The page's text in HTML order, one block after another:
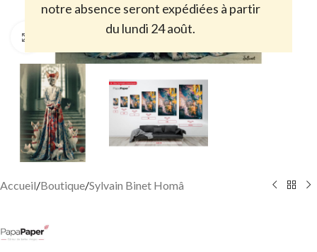
notre absence seront expédiées à partir
du lundi 24 août.
Cliquez pour agrandir
Accueil/Boutique/Sylvain Binet Homâ